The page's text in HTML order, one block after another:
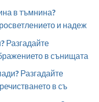
в тъмнина?
и надеж
Разгадайте
в сънищата
Разгадайте
в съ